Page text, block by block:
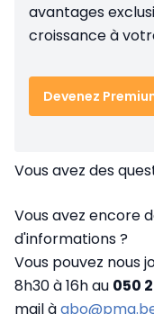
avantages
croissance à
Devenez
Vous avez des
Vous avez encore
d'informations ?
Vous pouvez nous
8h30 à 16h au 050
mail à